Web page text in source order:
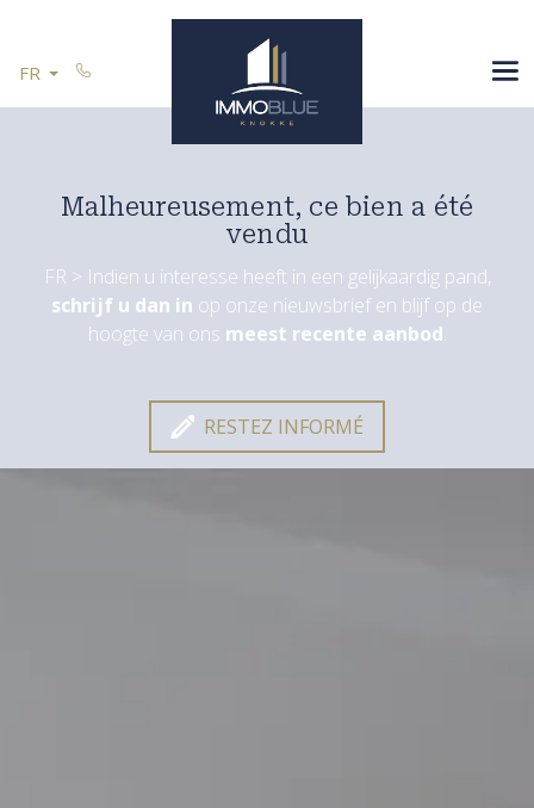
Passer le menu et aller au contenu
FR
Restez informé
ESPAGNE
VOUS VENDEZ
RÉFÉRENCES
CONTACT
Malheureusement, ce bien a été
vendu
FR > Indien u interesse heeft in een gelijkaardig pand,
schrijf u dan in op onze nieuwsbrief en blijf op de
hoogte van ons meest recente aanbod.
RESTEZ INFORMÉ